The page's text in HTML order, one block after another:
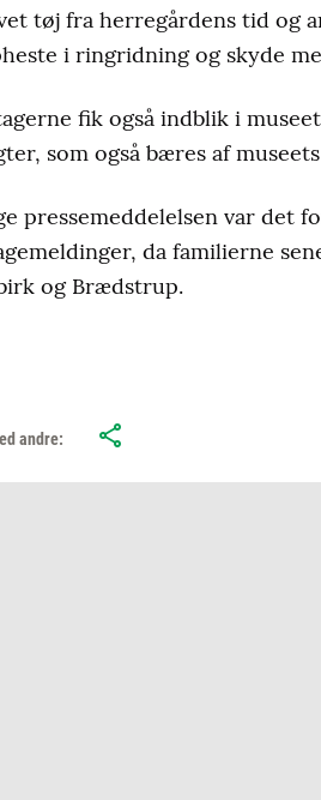
tøj fra herregårdens tid og
i ringridning og skyde
fik også indblik i
som også bæres af
pressemeddelelsen var det
da familierne
og Brædstrup.
andre: